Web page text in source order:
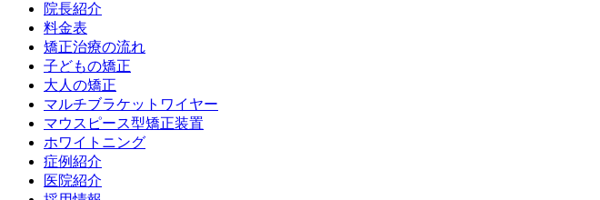
院長紹介
料金表
矯正治療の流れ
子どもの矯正
大人の矯正
マルチブラケットワイヤー
マウスピース型矯正装置
ホワイトニング
症例紹介
医院紹介